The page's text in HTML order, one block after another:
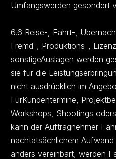
Umfangswerden gesondert
6.6 Reise-, Fahrt-,
Fremd-, Produktions-,
sonstigeAuslagen werden
sie für die
nicht ausdrücklich im
FürKundentermine,
Workshops, Shootings
kann der Auftragnehmer
nachtatsächlichem
anders vereinbart, werden